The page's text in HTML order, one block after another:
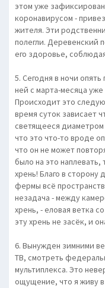
этом уже
коронавирусом -
жителя. Эти
полегли. Деревенский
его здоровье,
5. Сегодня в ночи
ней с марта-месяца
Происходит это
время суток зависает
светящееся диаметром
что это что-то вроде
что он не может
было на это наплевать,
хрень! Благо в
фермы всё
незадача - между
хрень, - еловая ветка
эту хрень не засёк, и
6. Вынужден зимними
ТВ, смотреть
мультиплекса. Это
ощущение, что я живу